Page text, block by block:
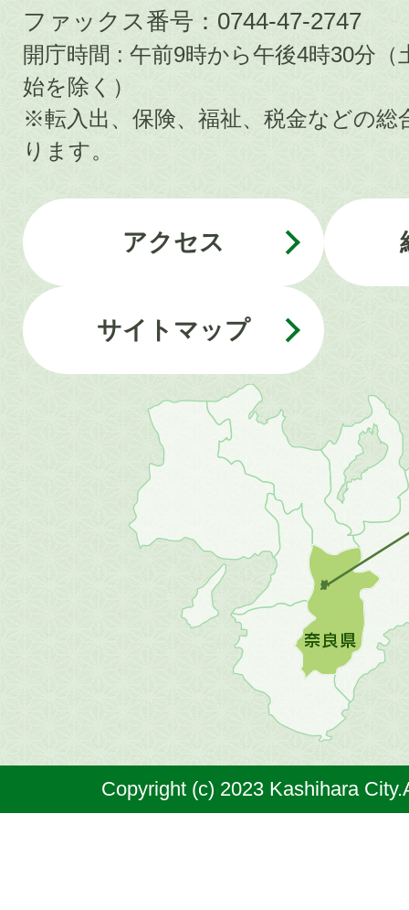
ファックス番号：0744-47-2747
開庁時間 : 午前9時から午後4時30分
始を除く）
※転入出、保険、福祉、税金などの総
ります。
アクセス
サイトマップ
畿
地
方
の
奈
良
Copyright (c) 2023 Kashihara